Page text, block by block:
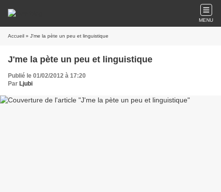
MENU
Accueil » J'me la pète un peu et linguistique
J'me la pète un peu et linguistique
Publié le 01/02/2012 à 17:20
Par Ljubi